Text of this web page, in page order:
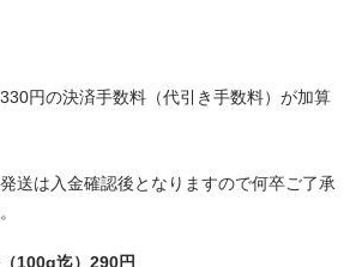
円の決済手数料（代引き手数料）が加算
送は入金確認後となりますので何卒ご了承
100g迄）290円